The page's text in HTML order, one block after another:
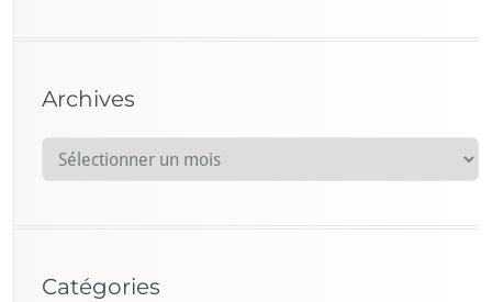
Archives
r
v
Catégories